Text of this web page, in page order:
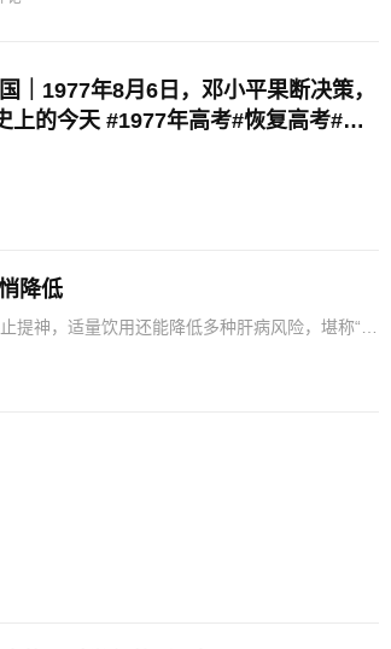
｜1977年8月6日，邓小平果断决策，
上的今天 #1977年高考#恢复高考#即
降低
神，适量饮用还能降低多种肝病风险，堪称“护